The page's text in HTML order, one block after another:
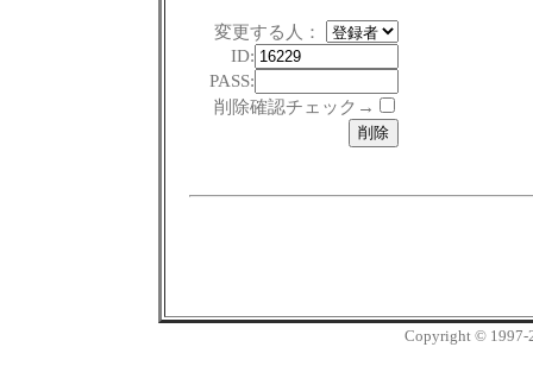
変更する人：
ID:
PASS:
削除確認チェック→
Copyright © 1997-